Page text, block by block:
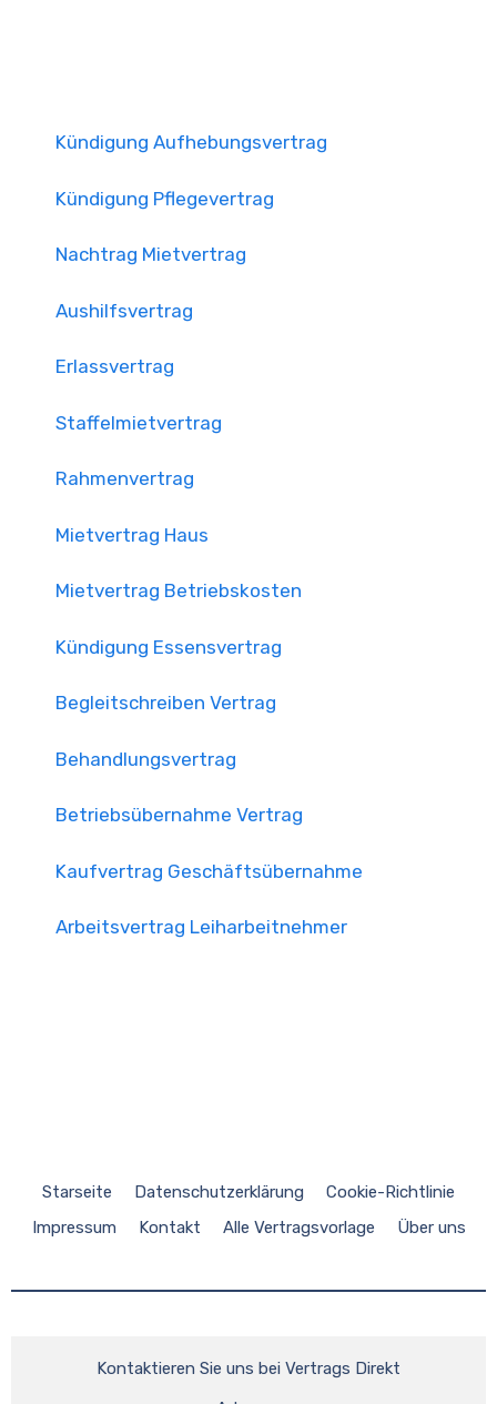
Kündigung Aufhebungsvertrag
Kündigung Pflegevertrag
Nachtrag Mietvertrag
Aushilfsvertrag
Erlassvertrag
Staffelmietvertrag
Rahmenvertrag
Mietvertrag Haus
Mietvertrag Betriebskosten
Kündigung Essensvertrag
Begleitschreiben Vertrag
Behandlungsvertrag
Betriebsübernahme Vertrag
Kaufvertrag Geschäftsübernahme
Arbeitsvertrag Leiharbeitnehmer
Starseite Datenschutzerklärung
Cookie-Richtlinie
Impressum
Kontakt Alle Vertragsvorlage Über uns
Kontaktieren Sie uns bei Vertrags Direkt